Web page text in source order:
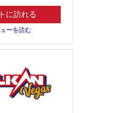
に訪れる
ーを読む